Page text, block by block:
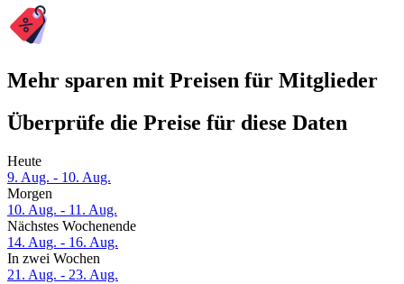
Mehr sparen mit Preisen für Mitglieder
Überprüfe die Preise für diese Daten
Heute
9. Aug. - 10. Aug.
Morgen
10. Aug. - 11. Aug.
Nächstes Wochenende
14. Aug. - 16. Aug.
In zwei Wochen
21. Aug. - 23. Aug.